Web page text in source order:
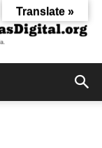
Translate »